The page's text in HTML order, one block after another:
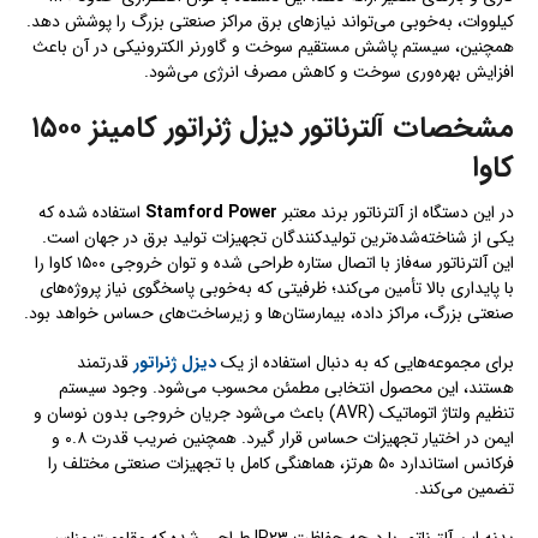
کیلووات، به‌خوبی می‌تواند نیازهای برق مراکز صنعتی بزرگ را پوشش دهد.
همچنین، سیستم پاشش مستقیم سوخت و گاورنر الکترونیکی در آن باعث
افزایش بهره‌وری سوخت و کاهش مصرف انرژی می‌شود.
مشخصات آلترناتور دیزل ژنراتور کامینز ۱۵۰۰
کاوا
در این دستگاه از آلترناتور برند معتبر Stamford Power استفاده شده که
یکی از شناخته‌شده‌ترین تولیدکنندگان تجهیزات تولید برق در جهان است.
این آلترناتور سه‌فاز با اتصال ستاره طراحی شده و توان خروجی ۱۵۰۰ کاوا را
با پایداری بالا تأمین می‌کند؛ ظرفیتی که به‌خوبی پاسخگوی نیاز پروژه‌های
صنعتی بزرگ، مراکز داده، بیمارستان‌ها و زیرساخت‌های حساس خواهد بود.
برای مجموعه‌هایی که به دنبال استفاده از یکدیزل ژنراتور قدرتمند
هستند، این محصول انتخابی مطمئن محسوب می‌شود. وجود سیستم
تنظیم ولتاژ اتوماتیک (AVR) باعث می‌شود جریان خروجی بدون نوسان و
ایمن در اختیار تجهیزات حساس قرار گیرد. همچنین ضریب قدرت ۰.۸ و
فرکانس استاندارد ۵۰ هرتز، هماهنگی کامل با تجهیزات صنعتی مختلف را
تضمین می‌کند.